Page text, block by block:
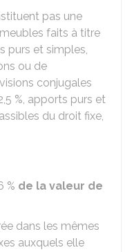
pas une
faits à titre
purs et simples,
ou de
conjugales
%, apports purs et
du droit fixe,
% de la valeur de
dans les mêmes
auxquels elle